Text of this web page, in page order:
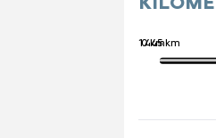
0 km
741 445 km